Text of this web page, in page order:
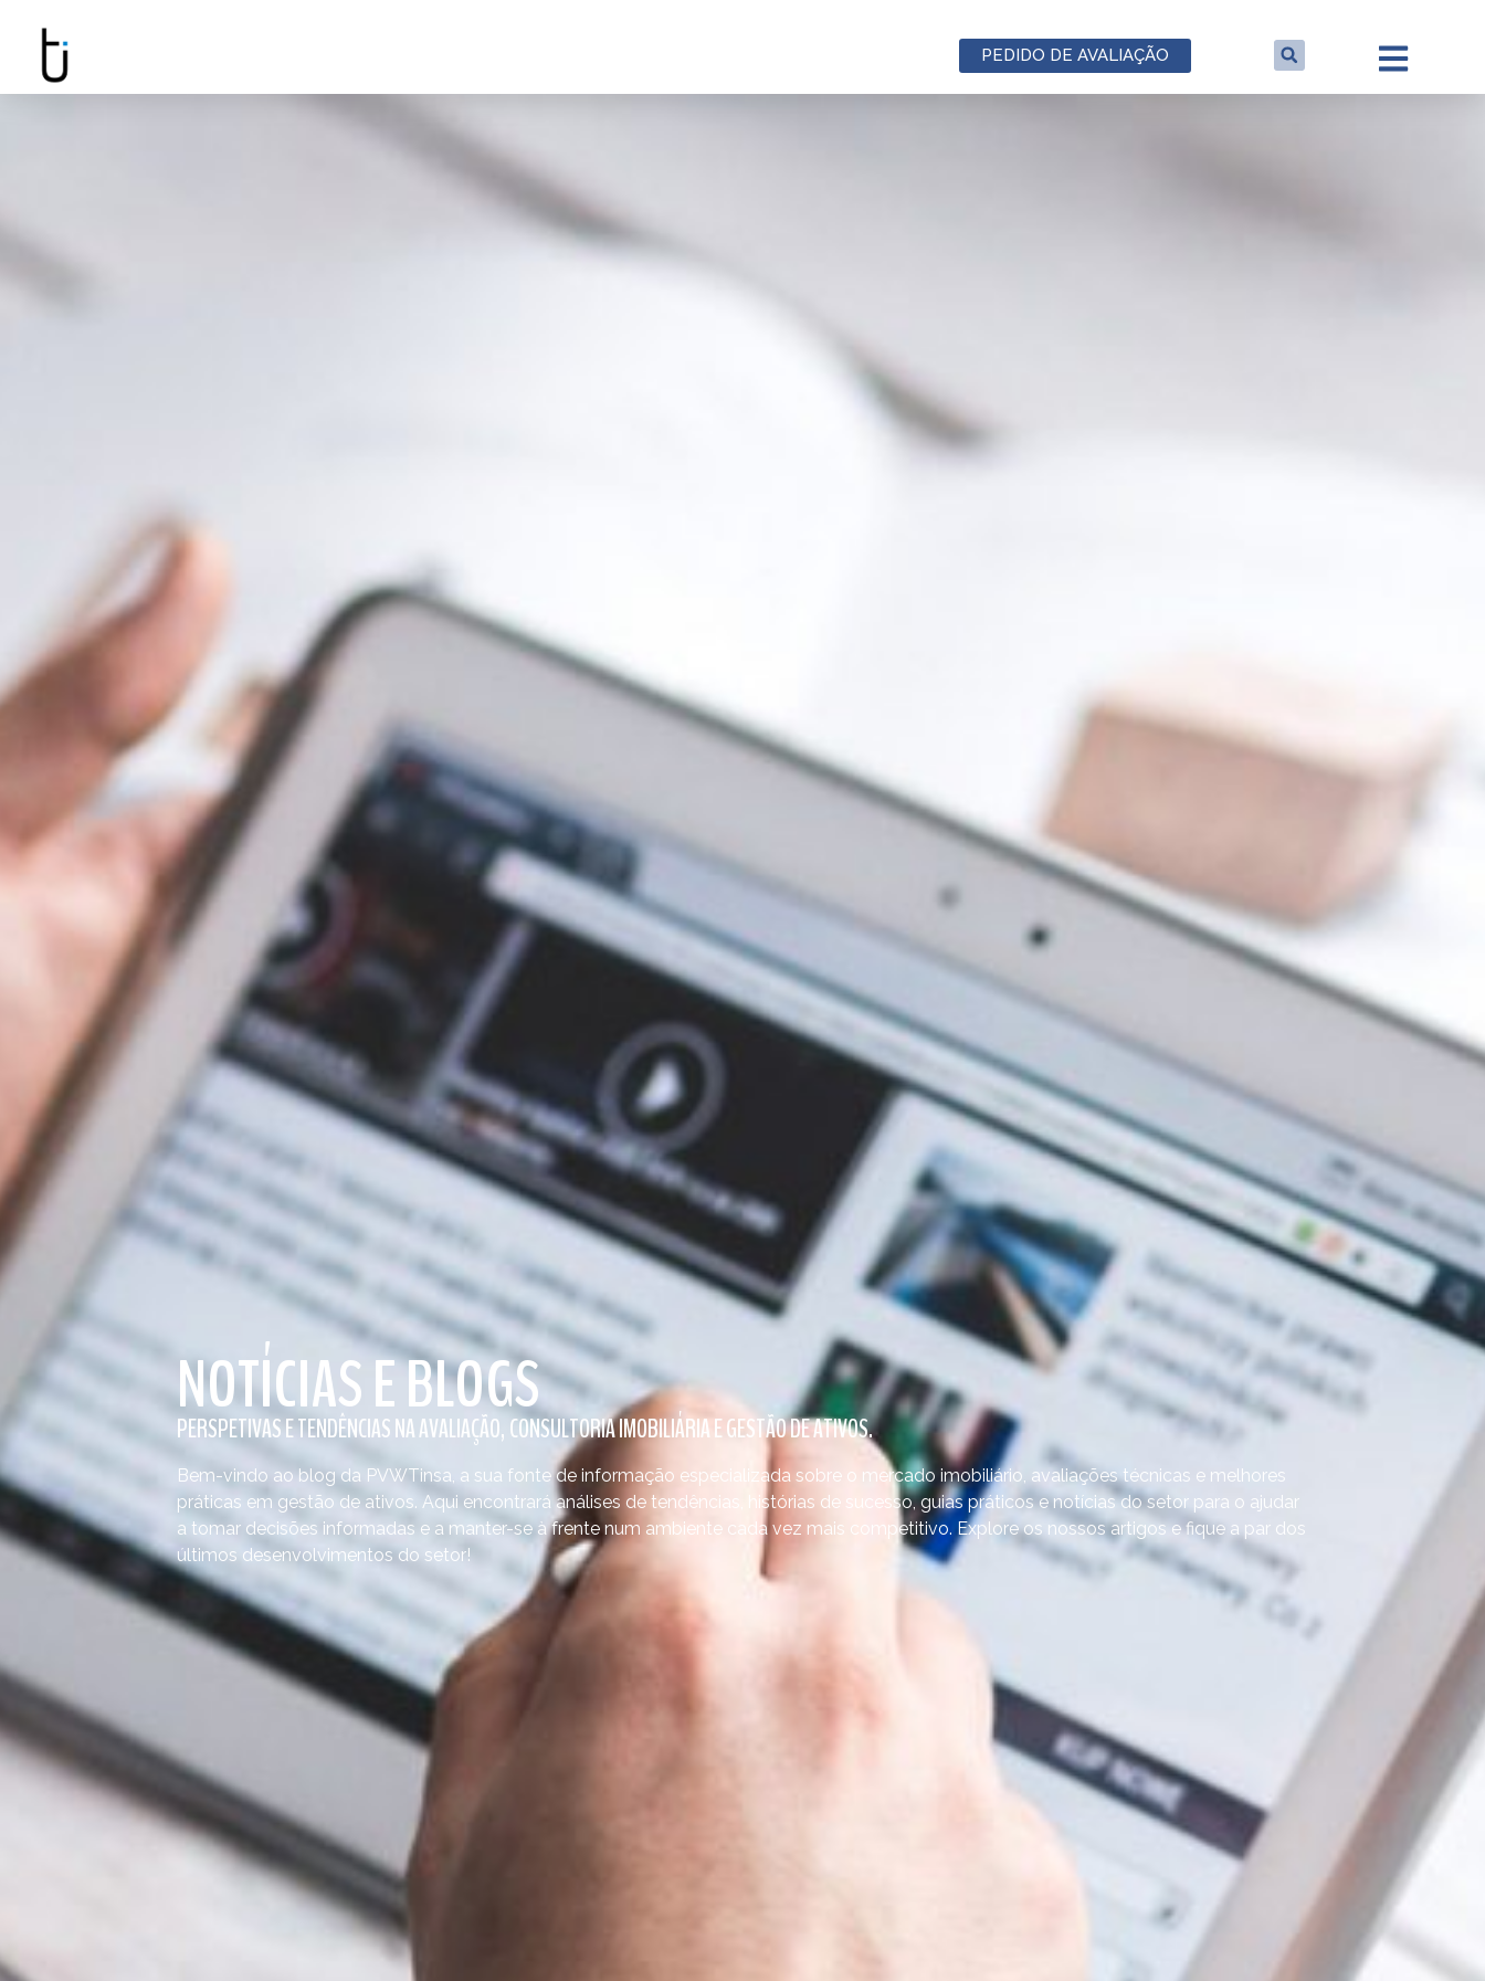
PEDIDO DE AVALIAÇÃO
NOTÍCIAS E BLOGS
PERSPETIVAS E TENDÊNCIAS NA AVALIAÇÃO, CONSULTORIA IMOBILIÁRIA E GESTÃO DE ATIVOS.
Bem-vindo ao blog da PVWTinsa, a sua fonte de informação especializada sobre o mercado imobiliário, avaliações técnicas e melhores
práticas em gestão de ativos. Aqui encontrará análises de tendências, histórias de sucesso, guias práticos e notícias do setor para o ajudar
a tomar decisões informadas e a manter-se à frente num ambiente cada vez mais competitivo. Explore os nossos artigos e fique a par dos
últimos desenvolvimentos do setor!